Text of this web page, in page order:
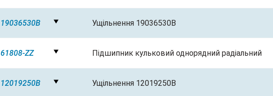
19036530B Ущільнення 19036530B
61808-ZZ Підшипник кульковий однорядний радіальний
12019250B Ущільнення 12019250B